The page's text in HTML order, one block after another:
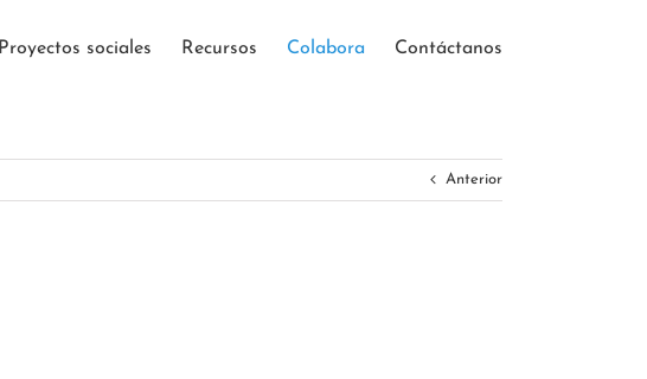
Proyectos sociales Recursos Colabora Contáctanos
Anterior